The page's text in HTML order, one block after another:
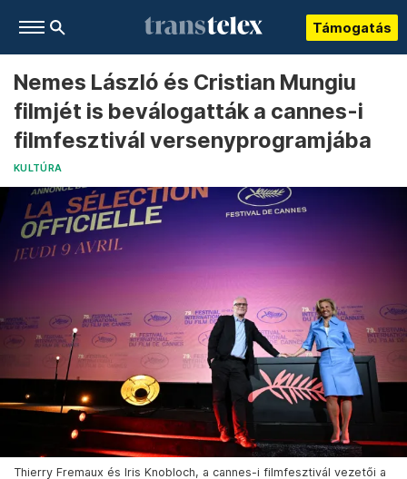
Támogatás
Nemes László és Cristian Mungiu
filmjét is beválogatták a cannes-i
filmfesztivál versenyprogramjába
KULTÚRA
Thierry Fremaux és Iris Knobloch, a cannes-i filmfesztivál vezetői a